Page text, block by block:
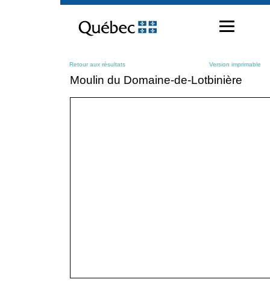
contenu
Retour aux résultats Version imprimable
Moulin du Domaine-de-Lotbinière